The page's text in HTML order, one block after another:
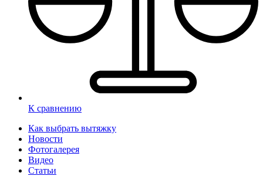
К сравнению
Как выбрать вытяжку
Новости
Фотогалерея
Видео
Статьи